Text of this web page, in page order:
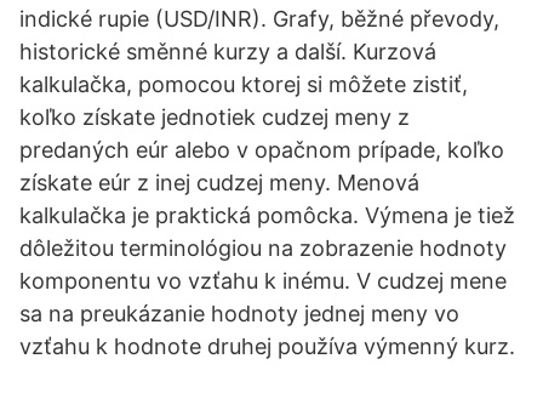
indické rupie (USD/INR). Grafy, běžné převody,
historické směnné kurzy a další. Kurzová
kalkulačka, pomocou ktorej si môžete zistiť,
koľko získate jednotiek cudzej meny z
predaných eúr alebo v opačnom prípade, koľko
získate eúr z inej cudzej meny. Menová
kalkulačka je praktická pomôcka. Výmena je tiež
dôležitou terminológiou na zobrazenie hodnoty
komponentu vo vzťahu k inému. V cudzej mene
sa na preukázanie hodnoty jednej meny vo
vzťahu k hodnote druhej používa výmenný kurz.